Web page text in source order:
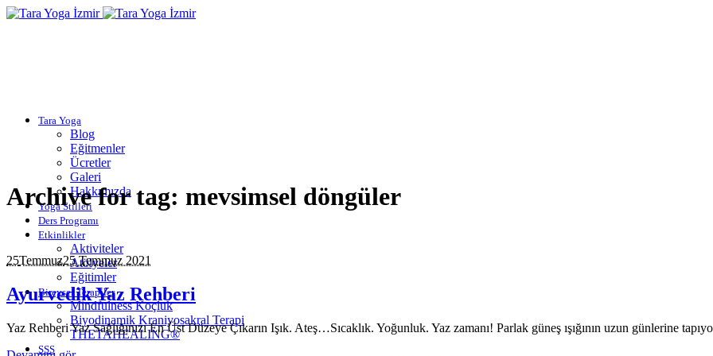
Tara Yoga
Blog
Eğitmenler
Ücretler
Galeri
Hakkımızda
Yoga Stilleri
Ders Programı
Etkinlikler
Aktiviteler
Atölyeler
Eğitimler
Bireysel Terapiler
Mindfulness Koçluk
Biyodinamik Kraniyosakral Terapi
THETAHEALING®
SSS
Archive for tag: mevsimsel döngüler
25Temmuz25 Temmuz 2021
Ayurvedik Yaz Rehberi
Yaz Rehberi Yaz Sağlığınızı En Üst Düzeye Çıkarın Işık. Ateş…Sıcaklık. Yoğunluk. Yaz zamanı! Parlak güneş ışığının uzun günlerine